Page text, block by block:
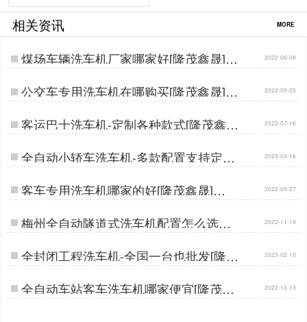
相关资讯 MORE
煤场车辆洗车机厂家哪家好[隆茂鑫晟]… 2022-06-08
公交车专用洗车机在哪购买[隆茂鑫晟]… 2022-09-25
客运巴士洗车机-定制各种款式[隆茂鑫
晟]…
2022-07-16
全自动小轿车洗车机-多款配置支持定做
[隆茂鑫晟]…
2023-03-16
客车专用洗车机哪家的好[隆茂鑫晟]… 2022-09-27
梅州全自动隧道式洗车机配置怎么选择
[隆茂鑫晟]…
2022-11-19
全封闭工程洗车机-全国一台也批发[隆茂
鑫晟]…
2023-02-10
全自动车站客车洗车机哪家便宜[隆茂鑫
晟]…
2022-10-13